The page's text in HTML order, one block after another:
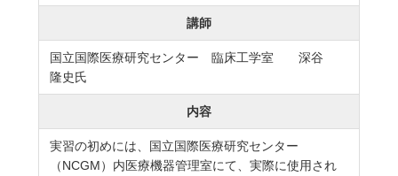
講師
国立国際医療研究センター 臨床工学室 深谷
隆史氏
内容
実習の初めには、国立国際医療研究センター
（NCGM）内医療機器管理室にて、実際に使用され